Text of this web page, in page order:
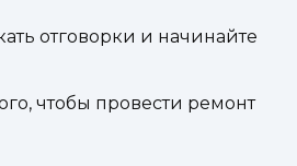
отговорки и начинайте
чтобы провести ремонт